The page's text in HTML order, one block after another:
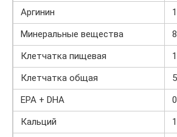
Аргинин
Минеральные вещества
Клетчатка пищевая
Клетчатка общая
EPA + DHA
Кальций